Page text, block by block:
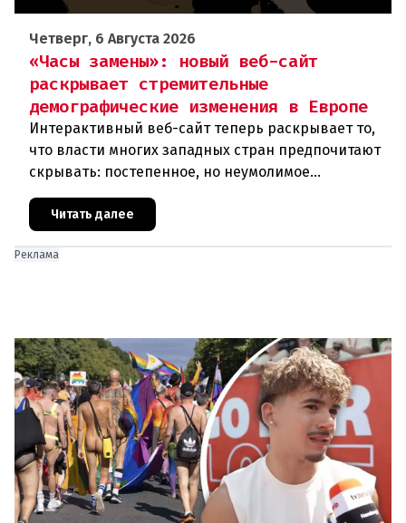
Четверг, 6 Августа 2026
«Часы замены»: новый веб-сайт
раскрывает стремительные
демографические изменения в Европе
Интерактивный веб-сайт теперь раскрывает то,
что власти многих западных стран предпочитают
скрывать: постепенное, но неумолимое
сокращение численности населения
европейского происхождения. «Часы замен
Читать далее
Реклама